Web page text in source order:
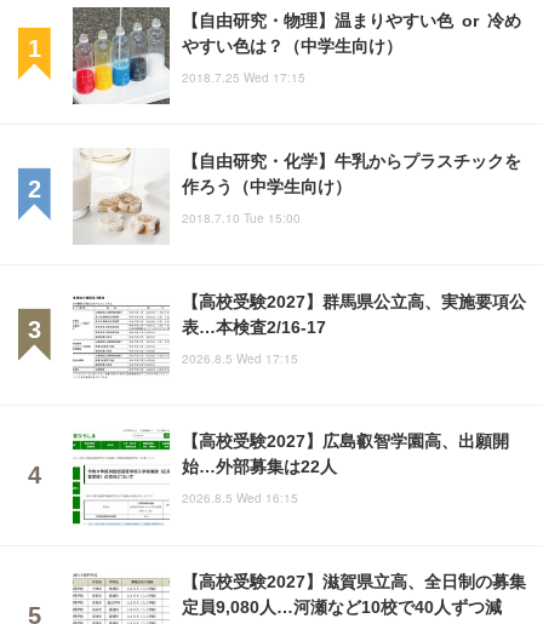
【自由研究・物理】温まりやすい色 or 冷め
やすい色は？（中学生向け）
2018.7.25 Wed 17:15
【自由研究・化学】牛乳からプラスチックを
作ろう（中学生向け）
2018.7.10 Tue 15:00
【高校受験2027】群馬県公立高、実施要項公
表…本検査2/16-17
2026.8.5 Wed 17:15
【高校受験2027】広島叡智学園高、出願開
始…外部募集は22人
2026.8.5 Wed 16:15
【高校受験2027】滋賀県立高、全日制の募集
定員9,080人…河瀬など10校で40人ずつ減